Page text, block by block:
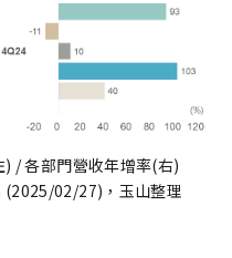
/ 各部門營收年增率(右)
02/27)，玉山整理